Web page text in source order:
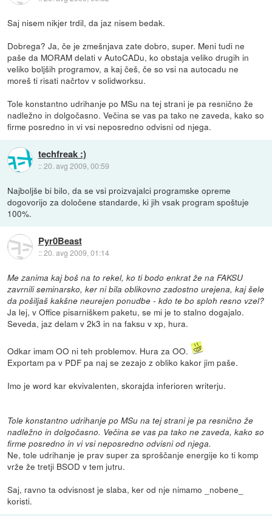
Saj nisem nikjer trdil, da jaz nisem bedak.
Dobrega? Ja, če je zmešnjava zate dobro, super. Meni tudi ne
paše da MORAM delati v AutoCADu, ko obstaja veliko drugih in
veliko boljših programov, a kaj češ, če so vsi na autocadu ne
moreš ti risati načrtov v solidworksu.
Tole konstantno udrihanje po MSu na tej strani je pa resnično že
nadležno in dolgočasno. Večina se vas pa tako ne zaveda, kako so
firme posredno in vi vsi neposredno odvisni od njega.
techfreak :)
::20. avg 2009, 00:59
Najboljše bi bilo, da se vsi proizvajalci programske opreme
dogovorijo za določene standarde, ki jih vsak program spoštuje
100%.
Pyr0Beast
::20. avg 2009, 01:14
Me zanima kaj boš na to rekel, ko ti bodo enkrat že na FAKSU
zavrnili seminarsko, ker ni bila oblikovno zadostno urejena, kaj šele
da pošiljaš kakšne neurejen ponudbe - kdo te bo sploh resno vzel?
Ja lej, v Office pisarniškem paketu, se mi je to stalno dogajalo.
Seveda, jaz delam v 2k3 in na faksu v xp, hura.
Odkar imam OO ni teh problemov. Hura za OO.
Exportam pa v PDF pa naj se zezajo z obliko kakor jim paše.
Imo je word kar ekvivalenten, skorajda inferioren writerju.
Tole konstantno udrihanje po MSu na tej strani je pa resnično že
nadležno in dolgočasno. Večina se vas pa tako ne zaveda, kako so
firme posredno in vi vsi neposredno odvisni od njega.
Ne, tole udrihanje je prav super za sproščanje energije ko ti komp
vrže že tretji BSOD v tem jutru.
Saj, ravno ta odvisnost je slaba, ker od nje nimamo _nobene_
koristi.